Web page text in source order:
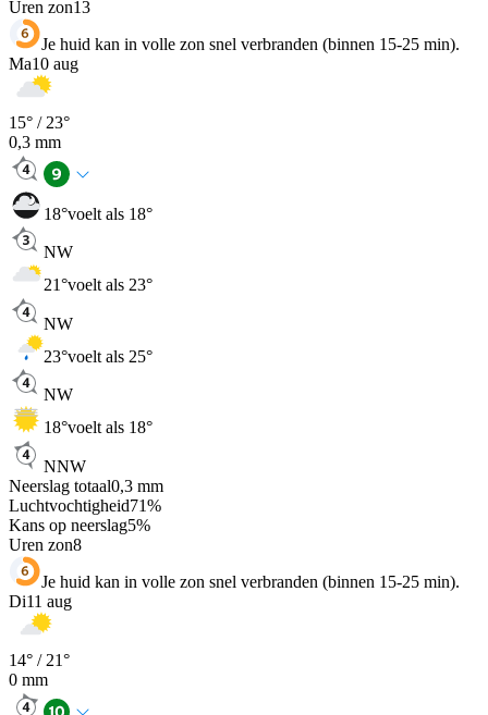
Uren zon13
Je huid kan in volle zon snel verbranden (binnen 15-25 min).
Ma10 aug
15° / 23°
0,3 mm
18°voelt als 18°
NW
21°voelt als 23°
NW
23°voelt als 25°
NW
18°voelt als 18°
NNW
Neerslag totaal0,3 mm
Luchtvochtigheid71%
Kans op neerslag5%
Uren zon8
Je huid kan in volle zon snel verbranden (binnen 15-25 min).
Di11 aug
14° / 21°
0 mm